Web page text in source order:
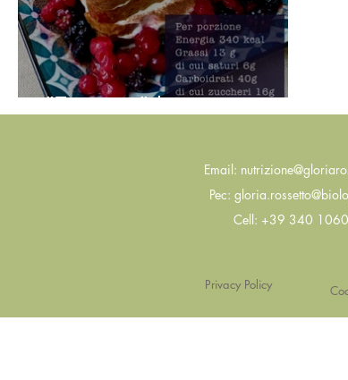
"Tiramisù" leggero
Email:
Pec:
Cell: +39 340
Privacy Policy